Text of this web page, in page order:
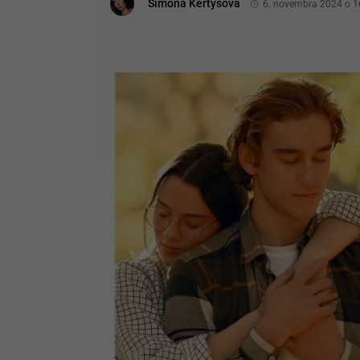
Simona Kertysová 6. novembra 2024 o